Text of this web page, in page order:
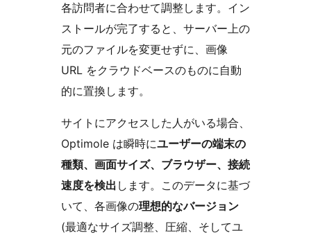
各訪問者に合わせて調整します。イン
ストールが完了すると、サーバー上の
元のファイルを変更せずに、画像
URL をクラウドベースのものに自動
的に置換します。
サイトにアクセスした人がいる場合、
Optimole は瞬時にユーザーの端末の
種類、画面サイズ、ブラウザー、接続
速度を検出 します。このデータに基づ
いて、各画像の理想的なバージョン
(最適なサイズ調整、圧縮、そしてユ